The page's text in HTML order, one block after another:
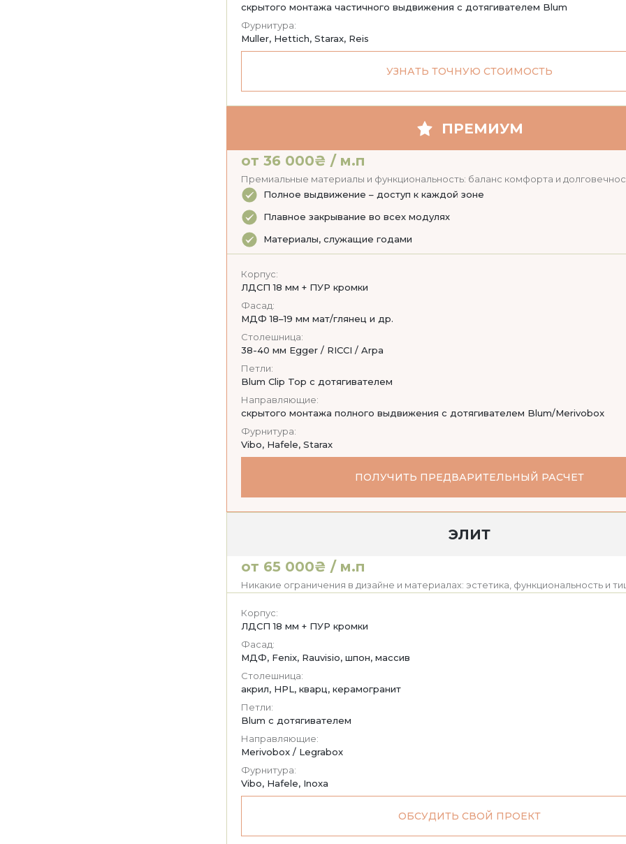
скрытого монтажа частичного выдвижения с дотягивателем Blum
Фурнитура:
Muller, Hettich, Starax, Reis
УЗНАТЬ ТОЧНУЮ СТОИМОСТЬ
ПРЕМИУМ
от 36 000₴ / м.п
Премиальные материалы и функциональность: баланс комфорта и
Полное выдвижение – доступ к каждой зоне
Плавное закрывание во всех модулях
Материалы, служащие годами
Корпус:
ЛДСП 18 мм + ПУР кромки
Фасад:
МДФ 18–19 мм мат/глянец и др.
Столешница:
38-40 мм Egger / RICCI / Arpa
Петли:
Blum Clip Top с дотягивателем
Направляющие:
скрытого монтажа полного выдвижения с дотягивателем Blum/Merivobox
Фурнитура:
Vibo, Hafele, Starax
ПОЛУЧИТЬ ПРЕДВАРИТЕЛЬНЫЙ РАСЧЕТ
ЭЛИТ
от 65 000₴ / м.п
Никакие ограничения в дизайне и материалах: эстетика, функциональность и
Корпус:
ЛДСП 18 мм + ПУР кромки
Фасад:
МДФ, Fenix, Rauvisio, шпон, массив
Столешница:
акрил, HPL, кварц, керамогранит
Петли:
Blum с дотягивателем
Направляющие:
Merivobox / Legrabox
Фурнитура:
Vibo, Hafele, Inoxa
ОБСУДИТЬ СВОЙ ПРОЕКТ